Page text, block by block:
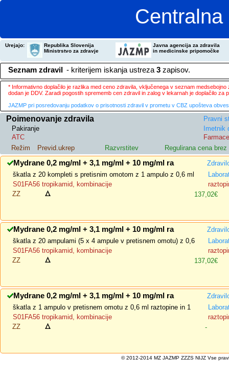
Urejajo:
Republika Slovenija
Ministrstvo za zdravje
Javna agencija za zdravila
in medicinske pripomočke
Seznam zdravil - kriterijem iskanja ustreza 3 zapisov.
* Informativno doplačilo je razlika med ceno zdravila, vključenega v seznam
dodan je DDV. Zaradi pogostih sprememb cen zdravil in zalog v lekarnah je doplačilo
JAZMP pri posredovanju podatkov o prisotnosti zdravil v prometu v CBZ upošteva
Poimenovanje zdravila
Pravni
Pakiranje
Imetnik
ATC
Režim
Previd.ukrep Razvrstitev Regulirana cena brez
Mydrane 0,2 mg/ml + 3,1 mg/ml + 10 mg/ml ra
škatla z 20 kompleti s pretisnim omotom z 1 ampulo z 0,6 ml
S01FA56 tropikamid, kombinacije
ZZ
137,02€
Mydrane 0,2 mg/ml + 3,1 mg/ml + 10 mg/ml ra
škatla z 20 ampulami (5 x 4 ampule v pretisnem omotu) z 0,6
S01FA56 tropikamid, kombinacije
ZZ
137,02€
Mydrane 0,2 mg/ml + 3,1 mg/ml + 10 mg/ml ra
škatla z 1 ampulo v pretisnem omotu z 0,6 ml raztopine in 1
S01FA56 tropikamid, kombinacije
ZZ
-
© 2012-2014 MZ JAZMP ZZZS NIJZ Vse